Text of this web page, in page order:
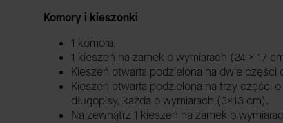
Komory i kieszonki
1 komora.
1 kieszeń na zamek o wymiarach (24 x 17
Kieszeń otwarta podzielona na dwie części
Kieszeń otwarta podzielona na trzy części
długopisy, każda o wymiarach (3x13 cm).
Na zewnątrz 1 kieszeń na zamek o